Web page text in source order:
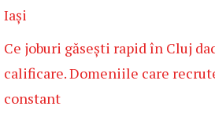
Iași
Ce joburi găsești rapid în Cluj
calificare. Domeniile care
constant